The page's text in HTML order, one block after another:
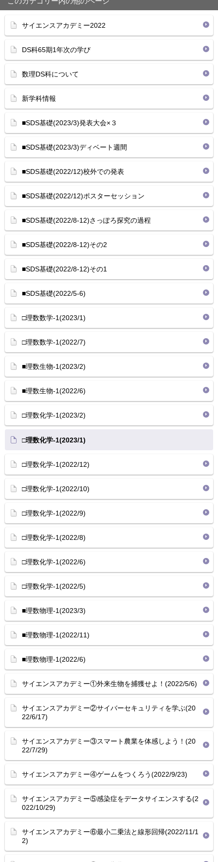
サイエンスアカデミー2022
DS科65期1年次の学び
数理DS科について
新学科情報
■SDS基礎(2023/3)発表大会×３
■SDS基礎(2023/3)ディベート週間
■SDS基礎(2022/12)校外での発表
■SDS基礎(2022/12)ポスターセッション
■SDS基礎(2022/8-12)さっぽろ探究の過程
■SDS基礎(2022/8-12)その2
■SDS基礎(2022/8-12)その1
■SDS基礎(2022/5-6)
□理数数学-1(2023/1)
□理数数学-1(2022/7)
■理数生物-1(2023/2)
■理数生物-1(2022/6)
□理数化学-1(2023/2)
□理数化学-1(2023/1)
□理数化学-1(2022/12)
□理数化学-1(2022/10)
□理数化学-1(2022/9)
□理数化学-1(2022/8)
□理数化学-1(2022/6)
□理数化学-1(2022/5)
■理数物理-1(2023/3)
■理数物理-1(2022/11)
■理数物理-1(2022/6)
サイエンスアカデミー①外来生物を捕獲せよ！(2022/5/6)
サイエンスアカデミー②サイバーセキュリティを学ぶ(20
22/6/17)
サイエンスアカデミー③スマート農業を体感しよう！(20
22/7/29)
サイエンスアカデミー④ゲームをつくろう(2022/9/23)
サイエンスアカデミー⑤感染症をデータサイエンスする(2
022/10/29)
サイエンスアカデミー⑥最小二乗法と線形回帰(2022/11/1
2)